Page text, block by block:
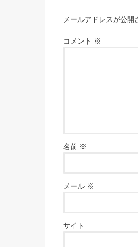
メールアドレスが公開
コメント ※
名前 ※
メール ※
サイト